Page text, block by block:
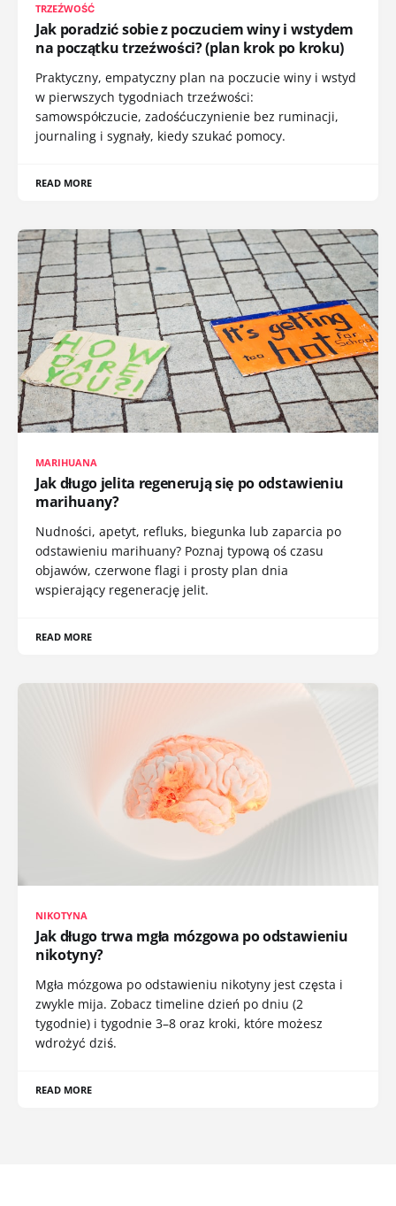
TRZEŹWOŚĆ
Jak poradzić sobie z poczuciem winy i wstydem
na początku trzeźwości? (plan krok po kroku)
Praktyczny, empatyczny plan na poczucie winy i wstyd
w pierwszych tygodniach trzeźwości:
samowspółczucie, zadośćuczynienie bez ruminacji,
journaling i sygnały, kiedy szukać pomocy.
READ MORE
MARIHUANA
Jak długo jelita regenerują się po odstawieniu
marihuany?
Nudności, apetyt, refluks, biegunka lub zaparcia po
odstawieniu marihuany? Poznaj typową oś czasu
objawów, czerwone flagi i prosty plan dnia
wspierający regenerację jelit.
READ MORE
NIKOTYNA
Jak długo trwa mgła mózgowa po odstawieniu
nikotyny?
Mgła mózgowa po odstawieniu nikotyny jest częsta i
zwykle mija. Zobacz timeline dzień po dniu (2
tygodnie) i tygodnie 3–8 oraz kroki, które możesz
wdrożyć dziś.
READ MORE